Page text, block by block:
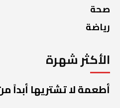
صحة
رياضة
الأكثر شهرة
أطعمة لا تشتريها أبداً